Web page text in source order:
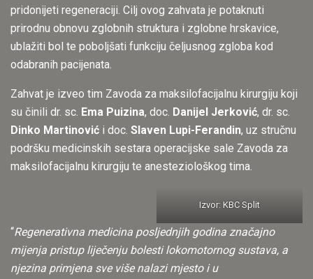
pridonijeti regeneraciji. Cilj ovog zahvata je potaknuti
prirodnu obnovu zglobnih struktura i zglobne hrskavice,
ublažiti bol te poboljšati funkciju čeljusnog zgloba kod
odabranih pacijenata.
Zahvat je izveo tim Zavoda za maksilofacijalnu kirurgiju koji
su činili dr. sc. Ema Puizina, doc. Danijel Jerković, dr. sc.
Dinko Martinović i doc. Slaven Lupi-Ferandin, uz stručnu
podršku medicinskih sestara operacijske sale Zavoda za
maksilofacijalnu kirurgiju te anesteziološkog tima.
Izvor: KBC Split
“Regenerativna medicina posljednjih godina značajno
mijenja pristup liječenju bolesti lokomotornog sustava, a
njezina primjena sve više nalazi mjesto i u